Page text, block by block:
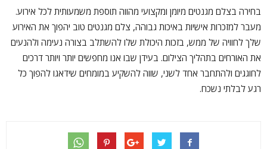
בחירה בצלם מגנטים מיומן ומקצועי מהווה תוספת משמעותית לכל אירוע.
מעבר למזכרות אישיות באיכות גבוהה, צלם מגנטים טוב יהפוך את האירוע
שלך לחוויה של ממש, בזכות היכולת שלו להשתלב בצורה נעימה ולהנעים
את האורחים בתהליך הצילום. בעידן שבו אנו מחפשים יותר ויותר דרכים
לחוגגים ולהתחבר אחד לשני, שווה להשקיע במומחים שידאגו להפוך כל
רגע לבלתי נשכח.